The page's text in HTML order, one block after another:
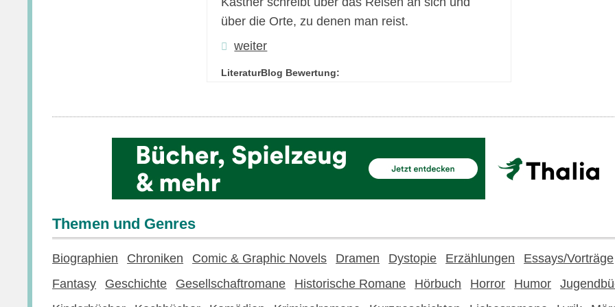
über die Orte, zu denen man reist.
weiter
LiteraturBlog Bewertung:
Themen und Genres
Biographien Chroniken Comic & Graphic Novels Dramen Dystopie Erzählungen
Essays/Vorträge
Fantasy
Geschichte Gesellschaftromane Historische Romane Hörbuch Horror Humor